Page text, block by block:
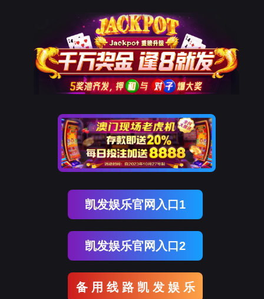
纽约国际588888